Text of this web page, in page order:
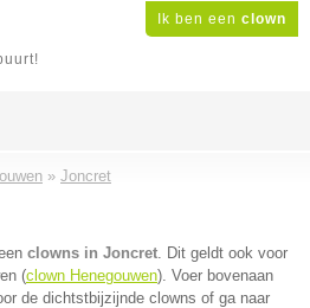
Ik ben een clown
» Joncret
clowns in Joncret. Dit geldt ook voor
(clown Henegouwen). Voer bovenaan
de dichtstbijzijnde clowns of ga naar